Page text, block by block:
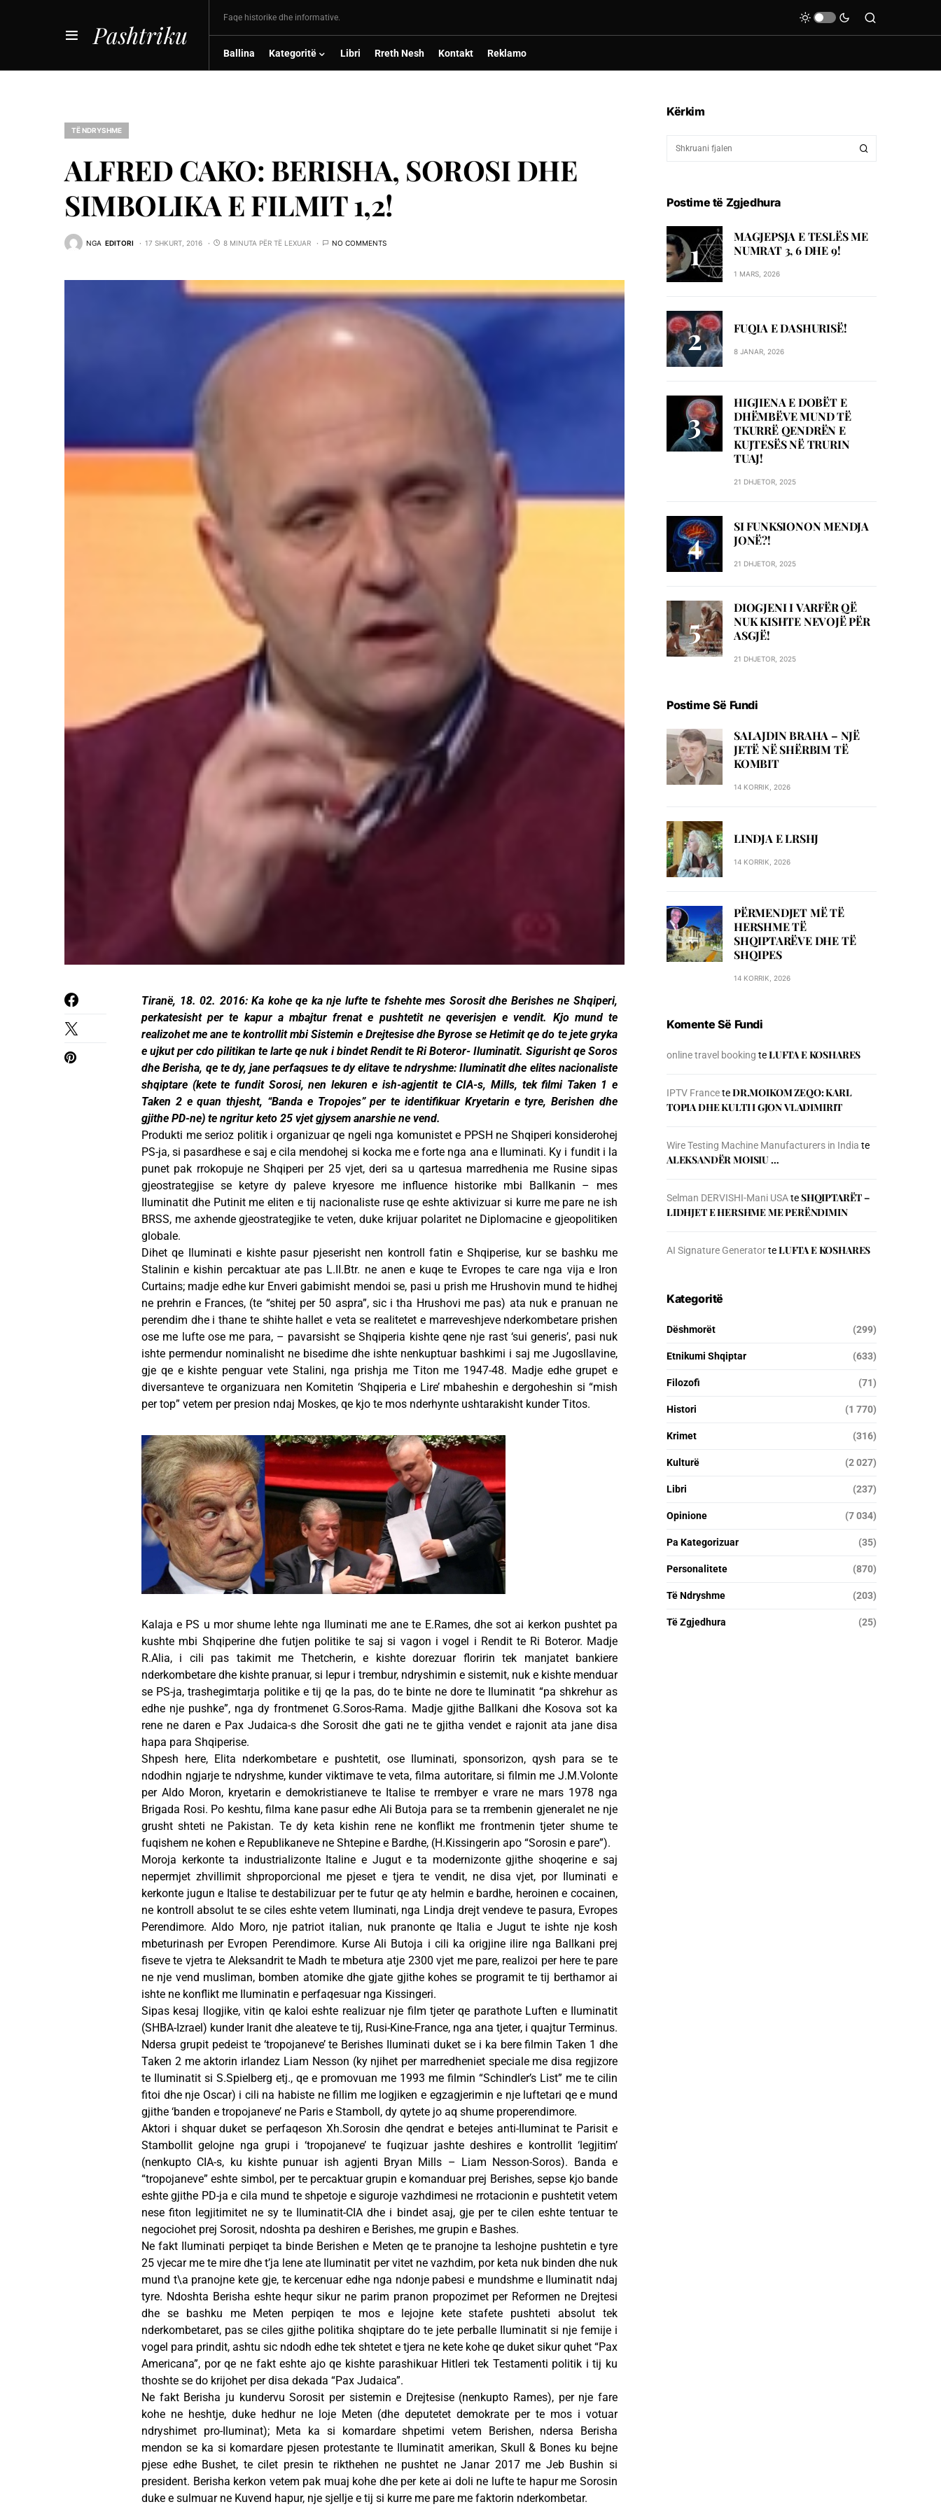
Pashtriku
Faqe historike dhe informative.
Ballina Kategoritë Libri Rreth Nesh Kontakt Reklamo
TË NDRYSHME
ALFRED CAKO: BERISHA, SOROSI DHE
SIMBOLIKA E FILMIT 1,2!
NGA EDITORI 17 SHKURT, 2016 8 MINUTA PËR TË LEXUAR NO COMMENTS
Tiranë, 18. 02. 2016: Ka kohe qe ka nje lufte te fshehte mes Sorosit dhe Berishes ne Shqiperi,
perkatesisht per te kapur a mbajtur frenat e pushtetit ne qeverisjen e vendit. Kjo mund te
realizohet me ane te kontrollit mbi Sistemin e Drejtesise dhe Byrose se Hetimit qe do te jete gryka
e ujkut per cdo pilitikan te larte qe nuk i bindet Rendit te Ri Boteror- Iluminatit. Sigurisht qe Soros
dhe Berisha, qe te dy, jane perfaqsues te dy elitave te ndryshme: Iluminatit dhe elites nacionaliste
shqiptare (kete te fundit Sorosi, nen lekuren e ish-agjentit te CIA-s, Mills, tek filmi Taken 1 e
Taken 2 e quan thjesht, “Banda e Tropojes” per te identifikuar Kryetarin e tyre, Berishen dhe
gjithe PD-ne) te ngritur keto 25 vjet gjysem anarshie ne vend.
Produkti me serioz politik i organizuar qe ngeli nga komunistet e PPSH ne Shqiperi konsiderohej
PS-ja, si pasardhese e saj e cila mendohej si kocka me e forte nga ana e Iluminati. Ky i fundit i la
punet pak rrokopuje ne Shqiperi per 25 vjet, deri sa u qartesua marredhenia me Rusine sipas
gjeostrategjise se ketyre dy paleve kryesore me influence historike mbi Ballkanin – mes
Iluminatit dhe Putinit me eliten e tij nacionaliste ruse qe eshte aktivizuar si kurre me pare ne ish
BRSS, me axhende gjeostrategjike te veten, duke krijuar polaritet ne Diplomacine e gjeopolitiken
globale.
Dihet qe Iluminati e kishte pasur pjeserisht nen kontroll fatin e Shqiperise, kur se bashku me
Stalinin e kishin percaktuar ate pas L.II.Btr. ne anen e kuqe te Evropes te care nga vija e Iron
Curtains; madje edhe kur Enveri gabimisht mendoi se, pasi u prish me Hrushovin mund te hidhej
ne prehrin e Frances, (te “shitej per 50 aspra”, sic i tha Hrushovi me pas) ata nuk e pranuan ne
perendim dhe i thane te shihte hallet e veta se realitetet e marreveshjeve nderkombetare prishen
ose me lufte ose me para, – pavarsisht se Shqiperia kishte qene nje rast ‘sui generis’, pasi nuk
ishte permendur nominalisht ne bisedime dhe ishte nenkuptuar bashkimi i saj me Jugosllavine,
gje qe e kishte penguar vete Stalini, nga prishja me Titon me 1947-48. Madje edhe grupet e
diversanteve te organizuara nen Komitetin ‘Shqiperia e Lire’ mbaheshin e dergoheshin si “mish
per top” vetem per presion ndaj Moskes, qe kjo te mos nderhynte ushtarakisht kunder Titos.
Kalaja e PS u mor shume lehte nga Iluminati me ane te E.Rames, dhe sot ai kerkon pushtet pa
kushte mbi Shqiperine dhe futjen politike te saj si vagon i vogel i Rendit te Ri Boteror. Madje
R.Alia, i cili pas takimit me Thetcherin, e kishte dorezuar floririn tek manjatet bankiere
nderkombetare dhe kishte pranuar, si lepur i trembur, ndryshimin e sistemit, nuk e kishte menduar
se PS-ja, trashegimtarja politike e tij qe la pas, do te binte ne dore te Iluminatit “pa shkrehur as
edhe nje pushke”, nga dy frontmenet G.Soros-Rama. Madje gjithe Ballkani dhe Kosova sot ka
rene ne daren e Pax Judaica-s dhe Sorosit dhe gati ne te gjitha vendet e rajonit ata jane disa
hapa para Shqiperise.
Shpesh here, Elita nderkombetare e pushtetit, ose Iluminati, sponsorizon, qysh para se te
ndodhin ngjarje te ndryshme, kunder viktimave te veta, filma autoritare, si filmin me J.M.Volonte
per Aldo Moron, kryetarin e demokristianeve te Italise te rrembyer e vrare ne mars 1978 nga
Brigada Rosi. Po keshtu, filma kane pasur edhe Ali Butoja para se ta rrembenin gjeneralet ne nje
grusht shteti ne Pakistan. Te dy keta kishin rene ne konflikt me frontmenin tjeter shume te
fuqishem ne kohen e Republikaneve ne Shtepine e Bardhe, (H.Kissingerin apo “Sorosin e pare”).
Moroja kerkonte ta industrializonte Italine e Jugut e ta modernizonte gjithe shoqerine e saj
nepermjet zhvillimit shproporcional me pjeset e tjera te vendit, ne disa vjet, por Iluminati e
kerkonte jugun e Italise te destabilizuar per te futur qe aty helmin e bardhe, heroinen e cocainen,
ne kontroll absolut te se ciles eshte vetem Iluminati, nga Lindja drejt vendeve te pasura, Evropes
Perendimore. Aldo Moro, nje patriot italian, nuk pranonte qe Italia e Jugut te ishte nje kosh
mbeturinash per Evropen Perendimore. Kurse Ali Butoja i cili ka origjine ilire nga Ballkani prej
fiseve te vjetra te Aleksandrit te Madh te mbetura atje 2300 vjet me pare, realizoi per here te pare
ne nje vend musliman, bomben atomike dhe gjate gjithe kohes se programit te tij berthamor ai
ishte ne konflikt me Iluminatin e perfaqesuar nga Kissingeri.
Sipas kesaj llogjike, vitin qe kaloi eshte realizuar nje film tjeter qe parathote Luften e Iluminatit
(SHBA-Izrael) kunder Iranit dhe aleateve te tij, Rusi-Kine-France, nga ana tjeter, i quajtur Terminus.
Ndersa grupit pedeist te ‘tropojaneve’ te Berishes Iluminati duket se i ka bere filmin Taken 1 dhe
Taken 2 me aktorin irlandez Liam Nesson (ky njihet per marredheniet speciale me disa regjizore
te Iluminatit si S.Spielberg etj., qe e promovuan me 1993 me filmin “Schindler’s List” me te cilin
fitoi dhe nje Oscar) i cili na habiste ne fillim me logjiken e egzagjerimin e nje luftetari qe e mund
gjithe ‘banden e tropojaneve’ ne Paris e Stamboll, dy qytete jo aq shume properendimore.
Aktori i shquar duket se perfaqeson Xh.Sorosin dhe qendrat e betejes anti-Iluminat te Parisit e
Stambollit gelojne nga grupi i ‘tropojaneve’ te fuqizuar jashte deshires e kontrollit ‘legjitim’
(nenkupto CIA-s, ku kishte punuar ish agjenti Bryan Mills – Liam Nesson-Soros). Banda e
“tropojaneve” eshte simbol, per te percaktuar grupin e komanduar prej Berishes, sepse kjo bande
eshte gjithe PD-ja e cila mund te shpetoje e siguroje vazhdimesi ne rrotacionin e pushtetit vetem
nese fiton legjitimitet ne sy te Iluminatit-CIA dhe i bindet asaj, gje per te cilen eshte tentuar te
negociohet prej Sorosit, ndoshta pa deshiren e Berishes, me grupin e Bashes.
Ne fakt Iluminati perpiqet ta binde Berishen e Meten qe te pranojne ta leshojne pushtetin e tyre
25 vjecar me te mire dhe t’ja lene ate Iluminatit per vitet ne vazhdim, por keta nuk binden dhe nuk
mund t\a pranojne kete gje, te kercenuar edhe nga ndonje pabesi e mundshme e Iluminatit ndaj
tyre. Ndoshta Berisha eshte hequr sikur ne parim pranon propozimet per Reformen ne Drejtesi
dhe se bashku me Meten perpiqen te mos e lejojne kete stafete pushteti absolut tek
nderkombetaret, pas se ciles gjithe politika shqiptare do te jete perballe Iluminatit si nje femije i
vogel para prindit, ashtu sic ndodh edhe tek shtetet e tjera ne kete kohe qe duket sikur quhet “Pax
Americana”, por qe ne fakt eshte ajo qe kishte parashikuar Hitleri tek Testamenti politik i tij ku
thoshte se do krijohet per disa dekada “Pax Judaica”.
Ne fakt Berisha ju kundervu Sorosit per sistemin e Drejtesise (nenkupto Rames), per nje fare
kohe ne heshtje, duke hedhur ne loje Meten (dhe deputetet demokrate per te mos i votuar
ndryshimet pro-Iluminat); Meta ka si komardare shpetimi vetem Berishen, ndersa Berisha
mendon se ka si komardare pjesen protestante te Iluminatit amerikan, Skull & Bones ku bejne
pjese edhe Bushet, te cilet presin te rikthehen ne pushtet ne Janar 2017 me Jeb Bushin si
president. Berisha kerkon vetem pak muaj kohe dhe per kete ai doli ne lufte te hapur me Sorosin
duke e sulmuar ne Kuvend hapur, nje sjellje e tij si kurre me pare me faktorin nderkombetar.
Kërkim
Postime të Zgjedhura
MAGJEPSJA E TESLËS ME
NUMRAT 3, 6 DHE 9!
1 MARS, 2026
FUQIA E DASHURISË!
8 JANAR, 2026
HIGJIENA E DOBËT E
DHËMBËVE MUND TË
TKURRË QENDRËN E
KUJTESËS NË TRURIN
TUAJ!
21 DHJETOR, 2025
SI FUNKSIONON MENDJA
JONË?!
21 DHJETOR, 2025
DIOGJENI I VARFËR QË
NUK KISHTE NEVOJË PËR
ASGJË!
21 DHJETOR, 2025
Postime Së Fundi
SALAJDIN BRAHA – NJЁ
JETЁ NЁ SHЁRBIM TЁ
KOMBIT
14 KORRIK, 2026
LINDJA E LRSHJ
14 KORRIK, 2026
PËRMENDJET MË TË
HERSHME TË
SHQIPTARËVE DHE TË
SHQIPES
14 KORRIK, 2026
Komente Së Fundi
online travel booking teLUFTA E KOSHARES
IPTV FranceteDR.MOIKOM ZEQO: KARL
TOPIA DHE KULTI I GJON VLADIMIRIT
Wire Testing Machine Manufacturers in India te
ALEKSANDËR MOISIU …
Selman DERVISHI-Mani USAteSHQIPTARËT –
LIDHJET E HERSHME ME PERËNDIMIN
AI Signature GeneratorteLUFTA E KOSHARES
Kategoritë
Dëshmorët (299)
Etnikumi Shqiptar (633)
Filozofi (71)
Histori (1 770)
Krimet (316)
Kulturë (2 027)
Libri (237)
Opinione (7 034)
Pa Kategorizuar (35)
Personalitete (870)
Të Ndryshme (203)
Të Zgjedhura (25)